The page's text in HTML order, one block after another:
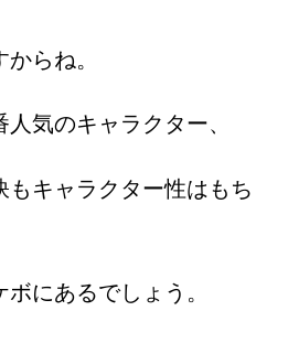
らね。
人気のキャラクター、
もキャラクター性はもち
にあるでしょう。